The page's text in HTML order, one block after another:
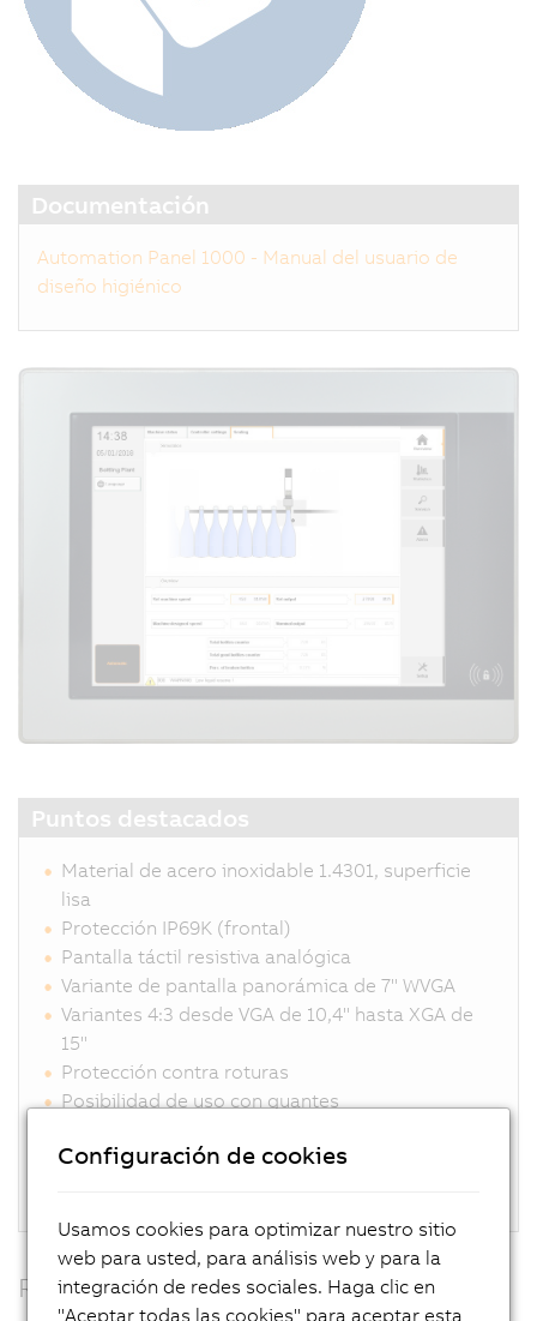
Documentación
Automation Panel 1000 - Manual del usuario de
diseño higiénico
Puntos destacados
Material de acero inoxidable 1.4301, superficie
lisa
Protección IP69K (frontal)
Pantalla táctil resistiva analógica
Variante de pantalla panorámica de 7" WVGA
Variantes 4:3 desde VGA de 10,4" hasta XGA de
15"
Protección contra roturas
Posibilidad de uso con guantes
huecos
RFID
Configuración de cookies
Usamos cookies para optimizar nuestro sitio
web para usted, para análisis web y para la
integración de redes sociales. Haga clic en
"Aceptar todas las cookies" para aceptar esta